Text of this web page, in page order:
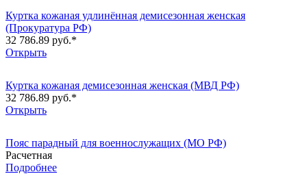
Куртка кожаная удлинённая демисезонная женская
(Прокуратура РФ)
32 786.89 руб.*
Открыть
Куртка кожаная демисезонная женская (МВД РФ)
32 786.89 руб.*
Открыть
Пояс парадный для военнослужащих (МО РФ)
Расчетная
Подробнее